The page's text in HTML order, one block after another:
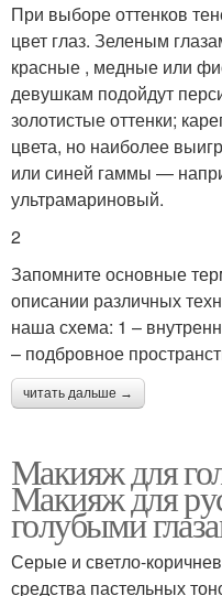
При выборе оттенков
цвет глаз. Зеленым
красные , медные или
девушкам подойдут
золотистые оттенки;
цвета, но наиболее
или синей гаммы —
ультрамариновый.
2
Запомните основные
описании различных
наша схема: 1 –
– подбровное
читать дальше →
Макияж для
Макияж для
голубыми
Серые и светло-
средства пастельных